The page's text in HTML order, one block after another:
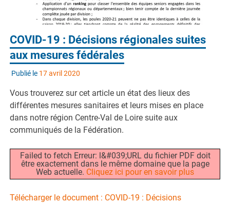
COVID-19 : Décisions régionales suites
aux mesures fédérales
Publié le 17 avril 2020
Vous trouverez sur cet article un état des lieux des
différentes mesures sanitaires et leurs mises en place
dans notre région Centre-Val de Loire suite aux
communiqués de la Fédération.
Failed to fetch Erreur: l&#039;URL du fichier PDF doit
être exactement dans le même domaine que la page
Web actuelle. Cliquez ici pour en savoir plus
Télécharger le document : COVID-19 : Décisions